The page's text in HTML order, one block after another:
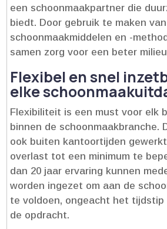
een schoonmaakpartner die
biedt.​ Door gebruik te maken
schoonmaakmiddelen en -
samen zorg voor een beter
Flexibel en snel
elke
Flexibiliteit is een must voor elk
binnen de schoonmaakbranche.​
ook buiten kantoortijden
overlast tot een minimum te
dan 20 jaar ervaring kunnen
worden ingezet om aan de
te voldoen, ongeacht het tijdstip
de opdracht.​